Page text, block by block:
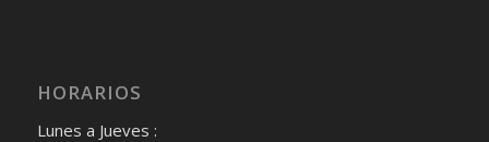
HORARIOS
Lunes a Jueves :